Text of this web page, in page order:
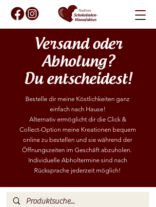
Versand oder
Abholung?
Du entscheidest!
Bestelle dir meine Köstlichkeiten ganz
einfach nach Hause!
Alternativ ermöglicht dir die Click &
Collect-Option meine Kreationen bequem
online zu bestellen und sie während der
Öffnungszeiten im Geschäft abzuholen.
Individuelle Abholtermine sind nach
Rücksprache jederzeit möglich!